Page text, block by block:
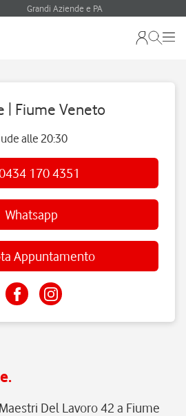
Grandi Aziende e PA
| Fiume Veneto
alle 20:30
170 4351
Whatsapp
Appuntamento
Del Lavoro 42 a Fiume